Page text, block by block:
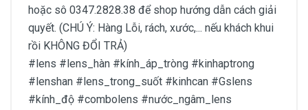
hoặc sô 0347.2828.38 để shop hướng dẫn cách giải
quyết. (CHÚ Ý: Hàng Lỗi, rách, xước,... nếu khách khui
rồi KHÔNG ĐỔI TRẢ)
#lens #lens_hàn #kính_áp_tròng #kinhaptrong
#lenshan #lens_trong_suốt #kinhcan #Gslens
#kính_độ #combolens #nước_ngâm_lens